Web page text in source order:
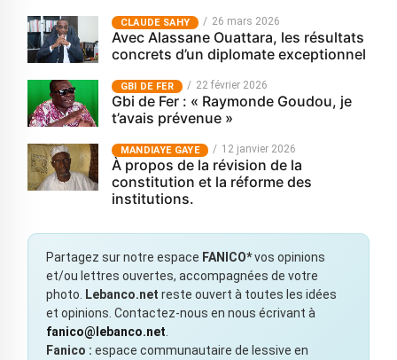
CLAUDE SAHY 26 mars 2026
Avec Alassane Ouattara, les résultats
concrets d’un diplomate exceptionnel
GBI DE FER 22 février 2026
Gbi de Fer : « Raymonde Goudou, je
t’avais prévenue »
MANDIAYE GAYE 12 janvier 2026
À propos de la révision de la
constitution et la réforme des
institutions.
Partagez sur notre espace FANICO*vos opinions
et/ou lettres ouvertes, accompagnées de votre
photo.
Lebanco.net reste ouvert à toutes les idées
et opinions. Contactez-nous en nous écrivant à
fanico@lebanco.net
Fanico : espace communautaire de lessive en